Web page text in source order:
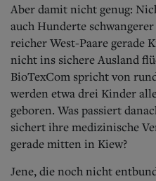
Aber damit nicht genug:
auch Hunderte
reicher West-Paare gerade
nicht ins sichere Ausland
BioTexCom spricht von
werden etwa drei Kinder
geboren. Was passiert
sichert ihre medizinische
gerade mitten in Kiew?
Jene, die noch nicht